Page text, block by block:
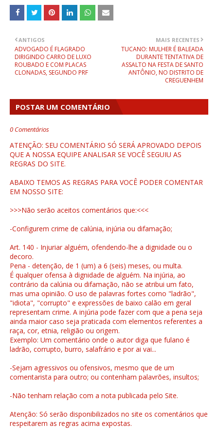
MAIS RECENTES
TUCANO: MULHER É BALEADA
DURANTE TENTATIVA DE
ASSALTO NA FESTA DE SANTO
ANTÔNIO, NO DISTRITO DE
CREGUENHEM
ANTIGOS
ADVOGADO É FLAGRADO
DIRIGINDO CARRO DE LUXO
ROUBADO E COM PLACAS
CLONADAS, SEGUNDO PRF
POSTAR UM COMENTÁRIO
0 Comentários
ATENÇÃO: SEU COMENTÁRIO SÓ SERÁ APROVADO DEPOIS
QUE A NOSSA EQUIPE ANALISAR SE VOCÊ SEGUIU AS
REGRAS DO SITE.
ABAIXO TEMOS AS REGRAS PARA VOCÊ PODER COMENTAR
EM NOSSO SITE:
>>>Não serão aceitos comentários que:<<<
-Configurem crime de calúnia, injúria ou difamação;
Art. 140 - Injuriar alguém, ofendendo-lhe a dignidade ou o
decoro.
Pena - detenção, de 1 (um) a 6 (seis) meses, ou multa.
É qualquer ofensa à dignidade de alguém. Na injúria, ao
contrário da calúnia ou difamação, não se atribui um fato,
mas uma opinião. O uso de palavras fortes como "ladrão",
"idiota", "corrupto" e expressões de baixo calão em geral
representam crime. A injúria pode fazer com que a pena seja
ainda maior caso seja praticada com elementos referentes a
raça, cor, etnia, religião ou origem.
Exemplo: Um comentário onde o autor diga que fulano é
ladrão, corrupto, burro, salafrário e por ai vai...
-Sejam agressivos ou ofensivos, mesmo que de um
comentarista para outro; ou contenham palavrões, insultos;
-Não tenham relação com a nota publicada pelo Site.
Atenção: Só serão disponibilizados no site os comentários que
respeitarem as regras acima expostas.